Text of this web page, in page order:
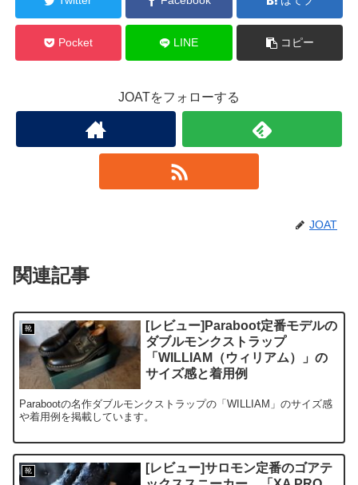
Pocket LINE コピー
JOATをフォローする
JOAT
関連記事
靴
[レビュー]Paraboot定番モデルの
ダブルモンクストラップ
「WILLIAM（ウィリアム）」の
サイズ感と着用例
Parabootの名作ダブルモンクストラップの「WILLIAM」のサイズ感
や着用例を掲載しています。
靴
[レビュー]サロモン定番のゴアテ